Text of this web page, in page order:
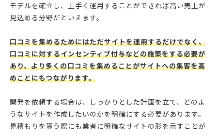
モデルを確立し、上手く運用することができれば高い売上が
見込める分野だといえます。
口コミを集めるためにはただサイトを運用するだけでなく、
口コミに対するインセンティブ付与などの施策をする必要が
あり、より多くの口コミを集めることがサイトへの集客を高
めことにもつながります。
開発を依頼する場合は、しっかりとした計画を立て、どのよ
うなサイトを作成したいのかを明確にする必要があります。
見積もりを貰う際にも業者に明確なサイトの形を示すことが